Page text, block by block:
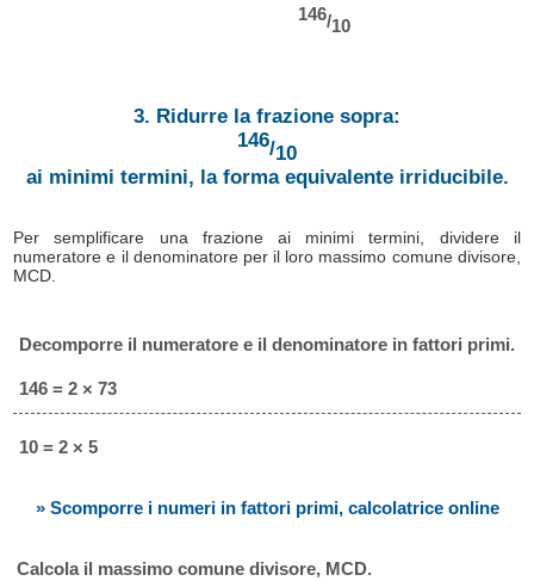
146/10
3. Ridurre la frazione sopra:
146/10
ai minimi termini, la forma equivalente irriducibile.
Per semplificare una frazione ai minimi termini, dividere il
numeratore e il denominatore per il loro massimo comune divisore,
MCD.
Decomporre il numeratore e il denominatore in fattori primi.
146 = 2 × 73
10 = 2 × 5
» Scomporre i numeri in fattori primi, calcolatrice online
Calcola il massimo comune divisore, MCD.